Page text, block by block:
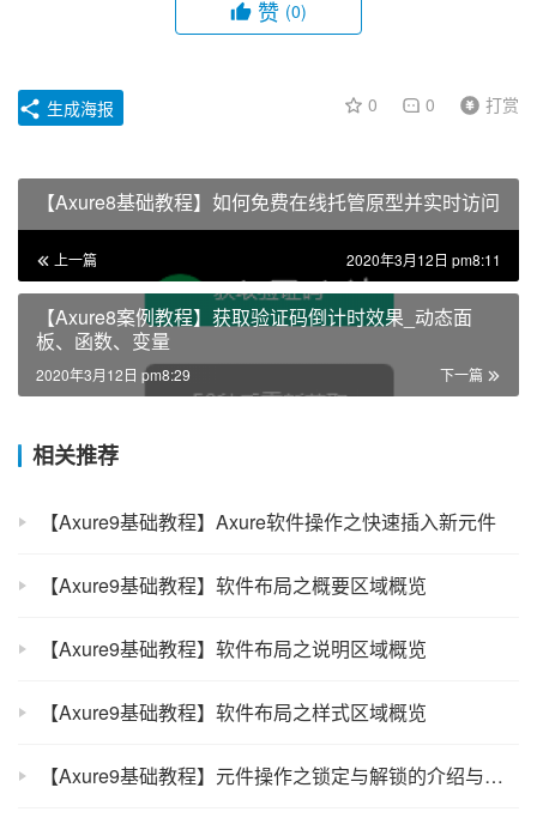
赞 (0)
0 0 打赏
生成海报
【Axure8基础教程】如何免费在线托管原型并实时访问
上一篇 2020年3月12日 pm8:11
【Axure8案例教程】获取验证码倒计时效果_动态面
板、函数、变量
下一篇
2020年3月12日 pm8:29
相关推荐
【Axure9基础教程】Axure软件操作之快速插入新元件
【Axure9基础教程】软件布局之概要区域概览
【Axure9基础教程】软件布局之说明区域概览
【Axure9基础教程】软件布局之样式区域概览
【Axure9基础教程】元件操作之锁定与解锁的介绍与设置